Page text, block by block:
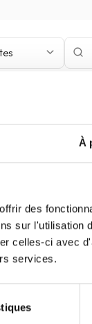
À
des
sur l'utilisation
celles-ci avec
services.